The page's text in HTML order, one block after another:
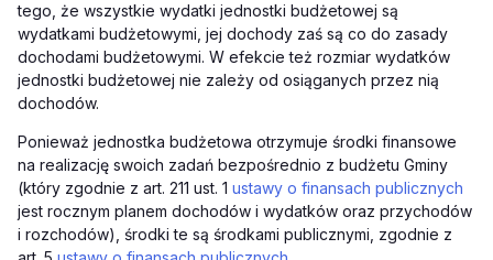
tego, że wszystkie wydatki jednostki budżetowej są
wydatkami budżetowymi, jej dochody zaś są co do zasady
dochodami budżetowymi. W efekcie też rozmiar wydatków
jednostki budżetowej nie zależy od osiąganych przez nią
dochodów.
Ponieważ jednostka budżetowa otrzymuje środki finansowe
na realizację swoich zadań bezpośrednio z budżetu Gminy
(który zgodnie z art. 211 ust. 1 ustawy o finansach publicznych
jest rocznym planem dochodów i wydatków oraz przychodów
i rozchodów), środki te są środkami publicznymi, zgodnie z